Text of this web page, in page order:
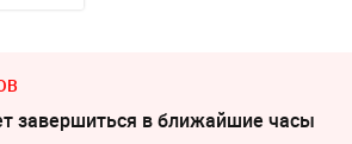
завершиться в ближайшие часы